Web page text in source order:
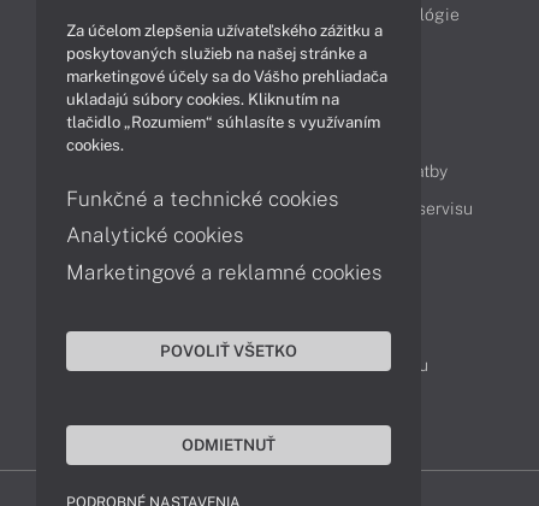
Technológie
Videá
Obsah
Možnosti doručenia a platby
Podpora a servis
Servisné služby Cenník servisu
Kontakty
043 4224 771
Obchodné oddelenie
Reklamácia tovaru
Za účelom zlepšenia užívateľského zážitku a
poskytovaných služieb na našej stránke a
marketingové účely sa do Vášho prehliadača
ukladajú súbory cookies. Kliknutím na
tlačidlo „Rozumiem“ súhlasíte s využívaním
cookies.
Funkčné a technické cookies
Analytické cookies
Marketingové a reklamné cookies
POVOLIŤ VŠETKO
ODMIETNUŤ
PODROBNÉ NASTAVENIA